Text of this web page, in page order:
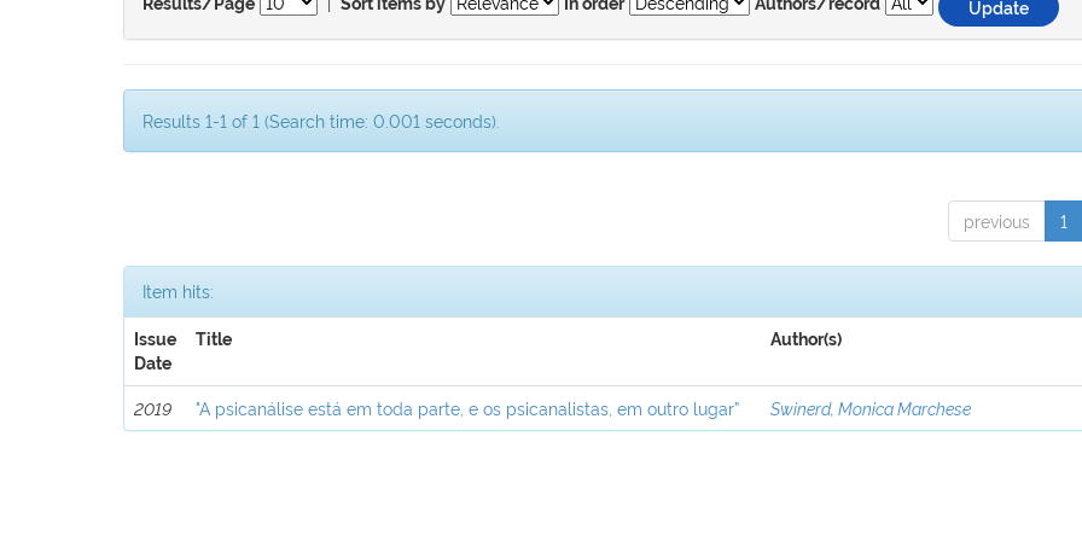
Results/Page Sort items by In order Authors/record
Results 1-1 of 1 (Search time: 0.001 seconds).
previous 1
Item hits:
Issue
Date
Title Author(s)
2019 "A psicanálise está em toda parte, e os psicanalistas, em outro lugar” Swinerd, Monica Marchese